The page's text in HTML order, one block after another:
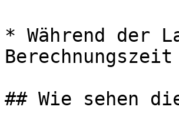
* Während der
## Wie sehen